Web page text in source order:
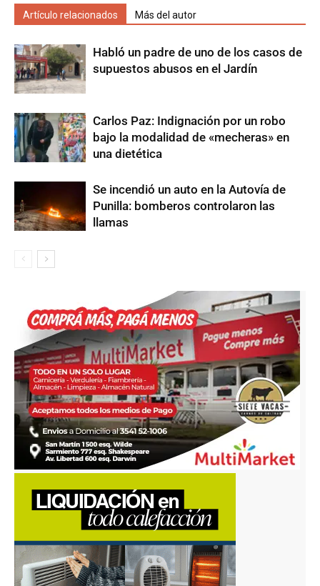
Artículo relacionados Más del autor
Habló un padre de uno de los casos de
supuestos abusos en el Jardín
Carlos Paz: Indignación por un robo
bajo la modalidad de «mecheras» en
una dietética
Se incendió un auto en la Autovía de
Punilla: bomberos controlaron las
llamas